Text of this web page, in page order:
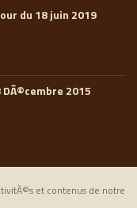
du 18 juin 2019
2015
et contenus de notre